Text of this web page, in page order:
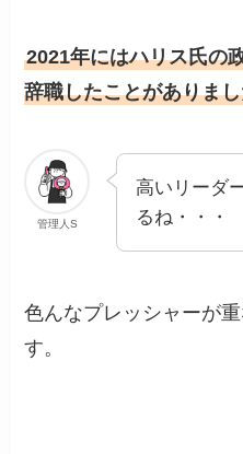
2021年にはハリス氏の
辞職したことがありま
管理人S
高いリーダ
るね・・・
色んなプレッシャーが
す。